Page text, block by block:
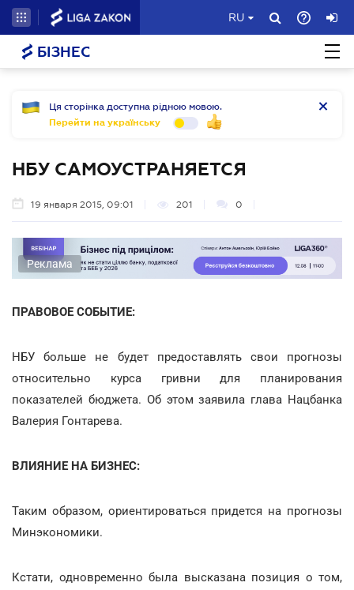
RU
БІЗНЕС
Ця сторінка доступна рідною мовою.
Перейти на українську
НБУ САМОУСТРАНЯЕТСЯ
19 января 2015, 09:01 201 0
Реклама
ПРАВОВОЕ СОБЫТИЕ:
НБУ больше не будет предоставлять свои прогнозы
относительно курса гривни для планирования
показателей бюджета. Об этом заявила глава Нацбанка
Валерия Гонтарева.
ВЛИЯНИЕ НА БИЗНЕС:
Таким образом, ориентироваться придется на прогнозы
Минэкономики.
Кстати, одновременно была высказана позиция о том,